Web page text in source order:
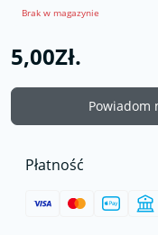
Brak w magazynie
5,00Zł.
Powiadom
Płatność